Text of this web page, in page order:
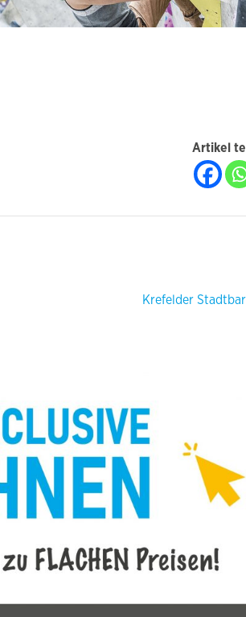
Artikel
Krefelder